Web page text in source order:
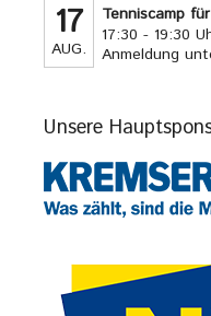
17
AUG.
Tenniscamp
17:30 - 19:30
Anmeldung
Unsere